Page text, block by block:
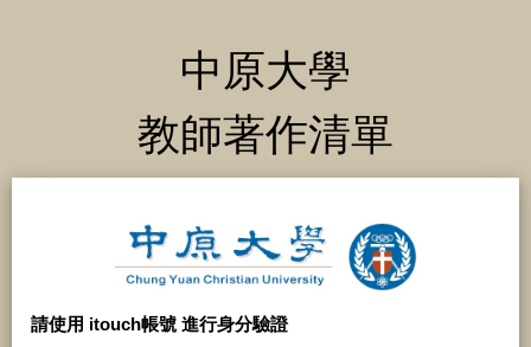
中原大學
教師著作清單
請使用 itouch帳號 進行身分驗證